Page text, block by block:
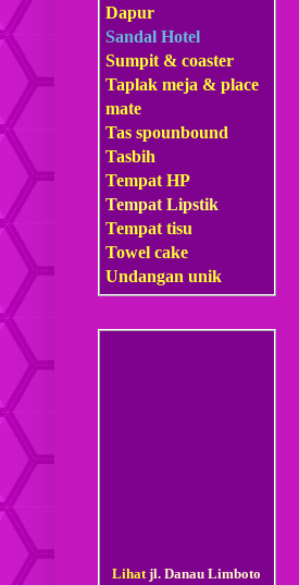
Dapur
Sandal Hotel
Sumpit & coaster
Taplak meja & place
mate
Tas spounbound
Tasbih
Tempat HP
Tempat Lipstik
Tempat tisu
Towel cake
Undangan unik
Lihatjl. Danau Limboto